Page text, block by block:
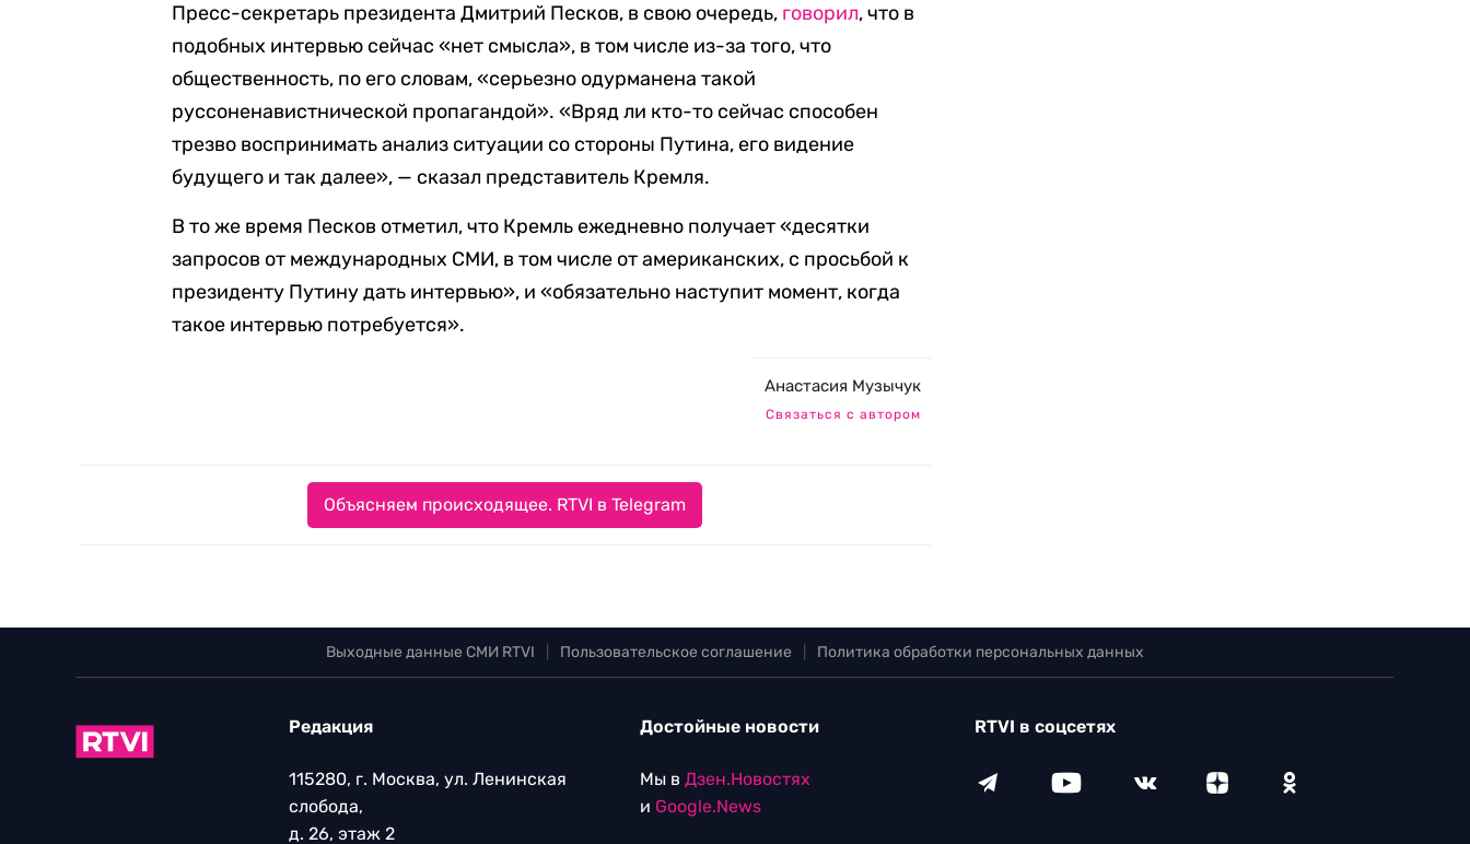
Пресс-секретарь президента Дмитрий Песков, в свою очередь, говорил, что в
подобных интервью сейчас «нет смысла», в том числе из-за того, что
общественность, по его словам, «серьезно одурманена такой
руссоненавистнической пропагандой». «Вряд ли кто-то сейчас способен
трезво воспринимать анализ ситуации со стороны Путина, его видение
будущего и так далее», — сказал представитель Кремля.
В то же время Песков отметил, что Кремль ежедневно получает «десятки
запросов от международных СМИ, в том числе от американских, с просьбой к
президенту Путину дать интервью», и «обязательно наступит момент, когда
такое интервью потребуется».
Анастасия Музычук
Связаться с автором
Объясняем происходящее. RTVI в Telegram
Выходные данные СМИ RTVI Пользовательское соглашение Политика обработки персональных данных
Редакция
115280, г. Москва, ул. Ленинская
слобода,
д. 26, этаж 2
Достойные новости
Мы в Дзен.Новостях
и Google.News
RTVI в соцсетях